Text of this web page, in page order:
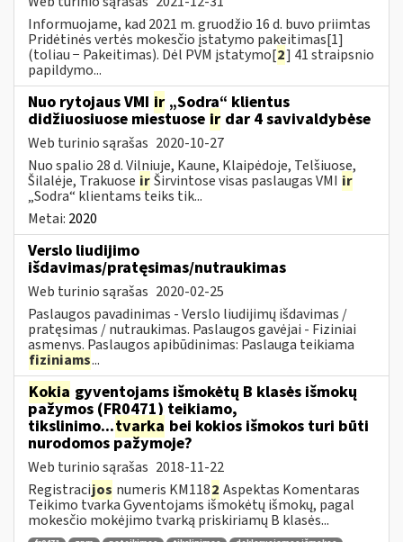
Informuojame, kad 2021 m. gruodžio 16 d. buvo priimtas
Pridėtinės vertės mokesčio įstatymo pakeitimas[1]
(toliau − Pakeitimas). Dėl PVM įstatymo[2] 41 straipsnio
papildymo...
Nuo rytojaus VMI ir „Sodra“ klientus
didžiuosiuose miestuose ir dar 4 savivaldybėse
Web turinio sąrašas 2020-10-27
Nuo spalio 28 d. Vilniuje, Kaune, Klaipėdoje, Telšiuose,
Šilalėje, Trakuose irŠirvintose visas paslaugas VMI ir
„Sodra“ klientams teiks tik...
Metai: 2020
Verslo liudijimo
išdavimas/pratęsimas/nutraukimas
Web turinio sąrašas 2020-02-25
Paslaugos pavadinimas - Verslo liudijimų išdavimas /
pratęsimas / nutraukimas. Paslaugos gavėjai - Fiziniai
asmenys. Paslaugos apibūdinimas: Paslauga teikiama
fiziniams...
Kokia gyventojams išmokėtų B klasės išmokų
pažymos (FR0471) teikiamo,
tikslinimo...tvarka bei kokios išmokos turi būti
nurodomos pažymoje?
Web turinio sąrašas 2018-11-22
Registracijos numeris KM1182 Aspektas Komentaras
Teikimo tvarka Gyventojams išmokėtų išmokų, pagal
mokesčio mokėjimo tvarką priskiriamų B klasės...